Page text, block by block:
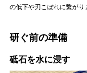
の低下や刃こぼれに繋がり
研ぐ前の準備
砥石を水に浸す